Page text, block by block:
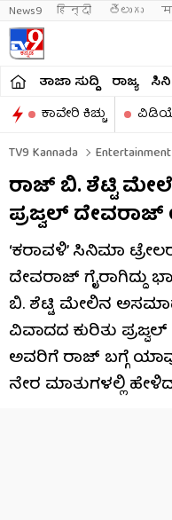
News9 हिन्दी తెలుగు
ತಾಜಾ ಸುದ್ದಿ ರಾಜ್ಯ
ಕಾವೇರಿ ಕಿಚ್ಚು
TV9 Kannada
Entertainment
ರಾಜ್​ ಬಿ. ಶೆಟ್ಟಿ
ಪ್ರಜ್ವಲ್ ದೇವರಾಜ್
‘ಕರಾವಳಿ’ ಸಿನಿಮಾ
ದೇವರಾಜ್ ಗೈರಾಗಿದ್ದು
ಬಿ. ಶೆಟ್ಟಿ ಮೇಲಿನ
ವಿವಾದದ ಕುರಿತು
ಅವರಿಗೆ ರಾಜ್ ಬಗ್ಗೆ
ನೇರ ಮಾತುಗಳಲ್ಲಿ